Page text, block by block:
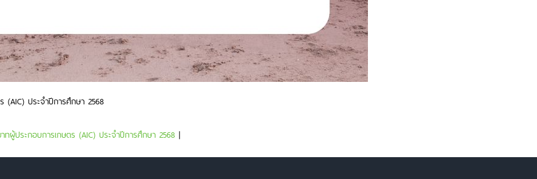
(AIC) ประจำปีการศึกษา 2568
ผู้ประกอบการเกษตร (AIC) ประจำปีการศึกษา 2568 |